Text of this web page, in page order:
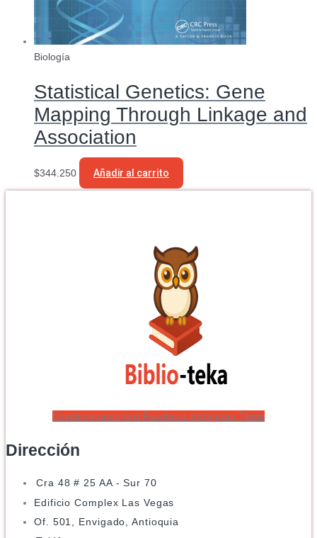
Biología
Statistical Genetics: Gene
Mapping Through Linkage and
Association
$344.250 Añadir al carrito
Envelope-open-text Facebook Instagram Tiktok
Dirección
Cra 48 # 25 AA - Sur 70
Edificio Complex Las Vegas
Of. 501, Envigado, Antioquia